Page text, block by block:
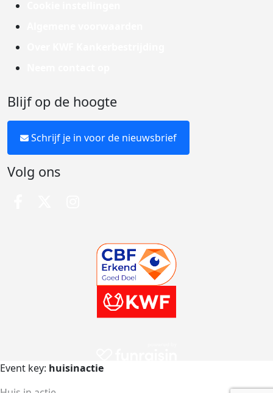
Blijf op de hoogte
Schrijf je in voor de nieuwsbrief
Volg ons
Event key: huisinactie